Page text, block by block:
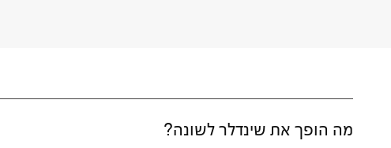
מה הופך את שינדלר לשונה?